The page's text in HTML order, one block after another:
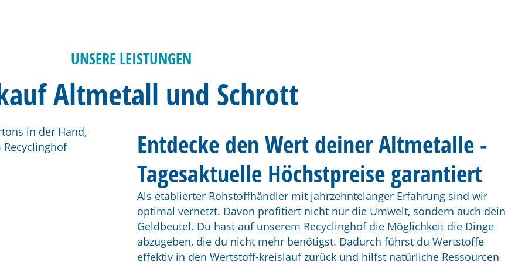
UNSERE LEISTUNGEN
Altmetall und Schrott
Entdecke den Wert deiner Altmetalle -
Tagesaktuelle Höchstpreise garantiert
Als etablierter Rohstoffhändler mit jahrzehntelanger Erfahrung sind wir
optimal vernetzt. Davon profitiert nicht nur die Umwelt, sondern auch dein
Geldbeutel. Du hast auf unserem Recyclinghof die Möglichkeit die Dinge
abzugeben, die du nicht mehr benötigst. Dadurch führst du Wertstoffe
effektiv in den Wertstoff-kreislauf zurück und hilfst natürliche Ressourcen